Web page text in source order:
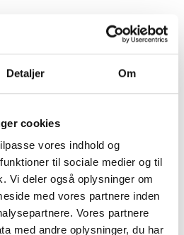
Detaljer Om
cookies
vores indhold og
til sociale medier og til
Vi deler også oplysninger om
med vores partnere inden
Vores partnere
med andre oplysninger, du har
Madsen
direktør
28 88 18 77
bma@bl.dk